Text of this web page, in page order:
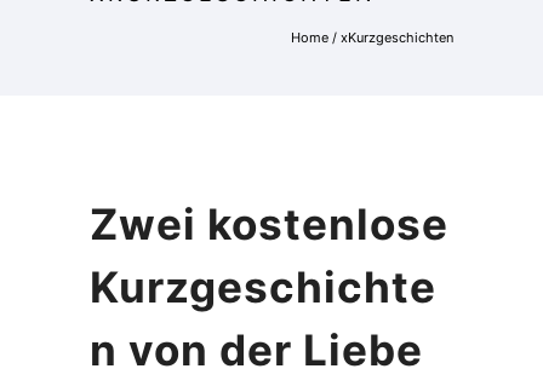
Home / xKurzgeschichten
Zwei kostenlose
Kurzgeschichte
n von der Liebe